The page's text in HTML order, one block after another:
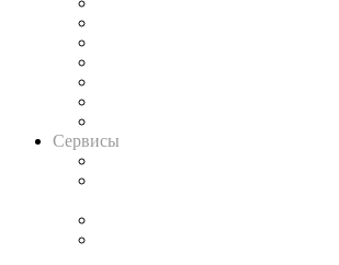
Сервисы